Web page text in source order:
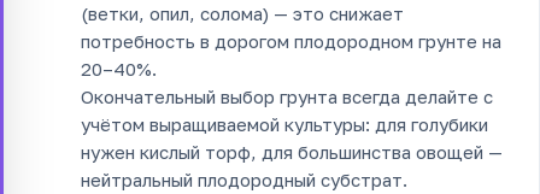
(ветки, опил, солома) — это снижает
потребность в дорогом плодородном грунте на
20–40%.
Окончательный выбор грунта всегда делайте с
учётом выращиваемой культуры: для голубики
нужен кислый торф, для большинства овощей —
нейтральный плодородный субстрат.